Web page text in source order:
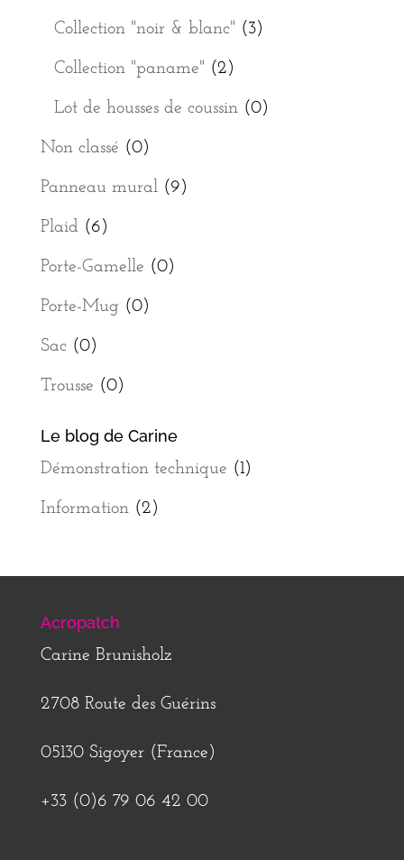
Collection "noir & blanc" (3)
Collection "paname" (2)
Lot de housses de coussin (0)
Non classé (0)
Panneau mural (9)
Plaid (6)
Porte-Gamelle (0)
Porte-Mug (0)
Sac (0)
Trousse (0)
Le blog de Carine
Démonstration technique (1)
Information(2)
Acropatch
Carine Brunisholz
2708 Route des Guérins
05130 Sigoyer (France)
+33 (0)6 79 06 42 00